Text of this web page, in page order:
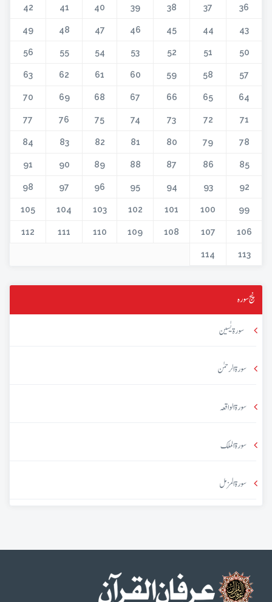
36
37
38
39
40
41
42
43
44
45
46
47
48
49
50
51
52
53
54
55
56
57
58
59
60
61
62
63
64
65
66
67
68
69
70
71
72
73
74
75
76
77
78
79
80
81
82
83
84
85
86
87
88
89
90
91
92
93
94
95
96
97
98
99
100
101
102
103
104
105
106
107
108
109
110
111
112
113
114
پنج سورہ
سورۃ یٰسین
سورۃ الرحمٰن
سورۃ الواقعہ
سورۃ الملک
سورۃ المزمل